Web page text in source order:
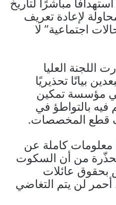
مباشرًا لتاريخ
لإعادة تعريف
اجتماعية” لا
اللجنة العليا
بيانًا تحذيريًا
مؤسسة تمكين
فيه بالتواطؤ في
قطع المخصصات.
معلومات كاملة عن
من أن السكوت
بحقوق عائلات
لن يتم التغاضي